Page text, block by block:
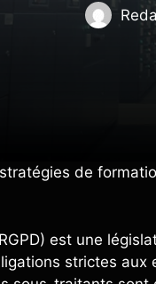
de
est une
strictes